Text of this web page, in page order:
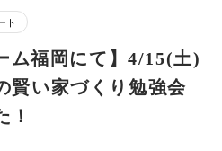
ト
ム福岡にて】4/15(土)
賢い家づくり勉強会
！